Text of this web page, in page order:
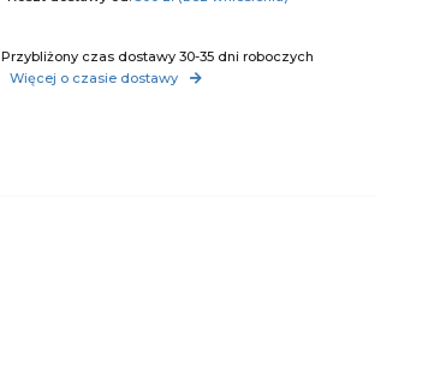
Przybliżony czas dostawy 30-35 dni roboczych
Więcej o czasie dostawy